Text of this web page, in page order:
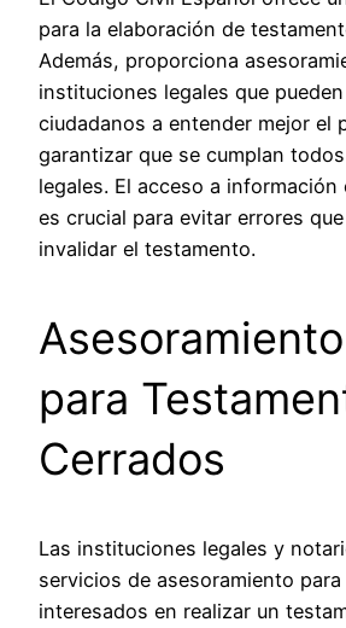
para la elaboración de
Además, proporciona
instituciones legales que
ciudadanos a entender mejor el
garantizar que se cumplan
legales. El acceso a información
es crucial para evitar errores
invalidar el testamento.
para
Cerrados
Las instituciones legales y
servicios de asesoramiento para
interesados en realizar un